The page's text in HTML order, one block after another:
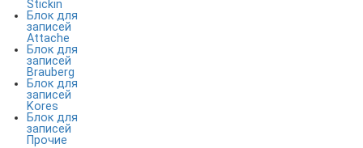
Stickin
Блок для
записей
Attache
Блок для
записей
Brauberg
Блок для
записей
Kores
Блок для
записей
Прочие